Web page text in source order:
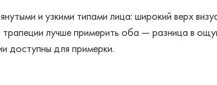
и узкими типами лица: широкий верх
лучше примерить оба — разница в
доступны для примерки.